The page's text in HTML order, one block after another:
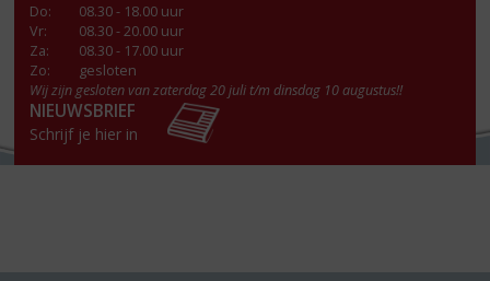
Do:
08.30 - 18.00 uur
Vr:
08.30 - 20.00 uur
Za:
08.30 - 17.00 uur
Zo:
gesloten
Wij zijn gesloten van zaterdag 20 juli t/m dinsdag 10 augustus!!
NIEUWSBRIEF
Schrijf je hier in